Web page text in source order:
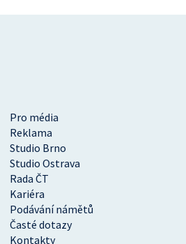
Pro média
Reklama
Studio Brno
Studio Ostrava
Rada ČT
Kariéra
Podávání námětů
Časté dotazy
Kontakty